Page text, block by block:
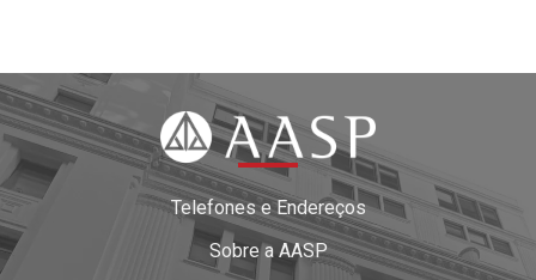
Telefones e Endereços
Sobre a AASP